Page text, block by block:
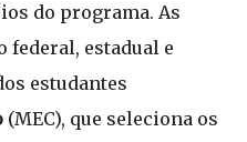
do programa. As
federal, estadual e
estudantes
(MEC), que seleciona os